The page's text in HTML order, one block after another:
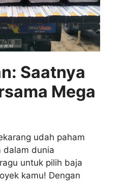
Saatnya
Mega
udah paham
dalam dunia
untuk pilih baja
kamu! Dengan